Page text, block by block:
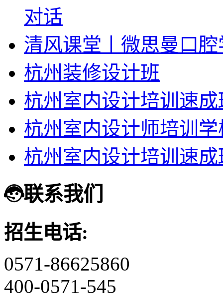
对话
清风课堂丨微思曼口
杭州装修设计班
杭州室内设计培训速成
杭州室内设计师培训
杭州室内设计培训速成
联系我们
招生电话:
0571-86625860
400-0571-545